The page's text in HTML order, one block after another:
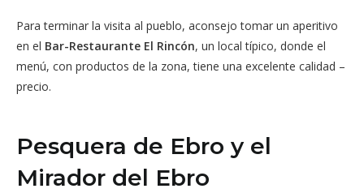
Para terminar la visita al pueblo, aconsejo tomar un aperitivo
en el Bar-Restaurante El Rincón, un local típico, donde el
menú, con productos de la zona, tiene una excelente calidad –
precio.
Pesquera de Ebro y el
Mirador del Ebro